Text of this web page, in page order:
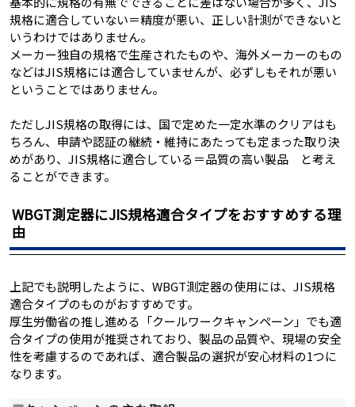
規格に適合していない＝精度が悪い、正しい計測ができないと
いうわけではありません。
メーカー独自の規格で生産されたものや、海外メーカーのもの
などはJIS規格には適合していませんが、必ずしもそれが悪い
ということではありません。
ただしJIS規格の取得には、国で定めた一定水準のクリアはも
ちろん、申請や認証の継続・維持にあたっても定まった取り決
めがあり、JIS規格に適合している＝品質の高い製品 と考え
ることができます。
WBGT測定器にJIS規格適合タイプをおすすめする理
由
上記でも説明したように、WBGT測定器の使用には、JIS規格
適合タイプのものがおすすめです。
厚生労働省の推し進める「クールワークキャンペーン」でも適
合タイプの使用が推奨されており、製品の品質や、現場の安全
性を考慮するのであれば、適合製品の選択が安心材料の1つに
なります。